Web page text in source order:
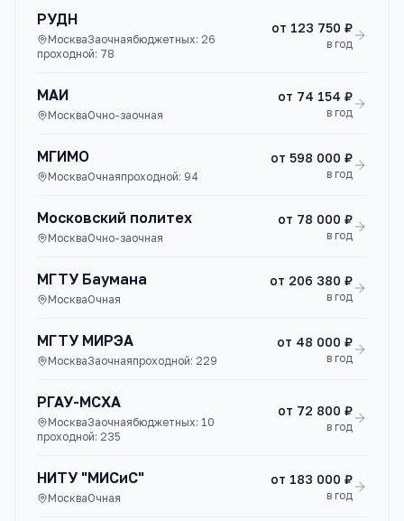
РУДН
МоскваЗаочнаябюджетных: 26
проходной: 78
от 123 750 ₽
в год
МАИ
МоскваОчно-заочная
от 74 154 ₽
в год
МГИМО
МоскваОчнаяпроходной: 94
от 598 000 ₽
в год
Московский политех
МоскваОчно-заочная
от 78 000 ₽
в год
МГТУ Баумана
МоскваОчная
от 206 380 ₽
в год
МГТУ МИРЭА
МоскваЗаочнаяпроходной: 229
от 48 000 ₽
в год
РГАУ-МСХА
МоскваЗаочнаябюджетных: 10
проходной: 235
от 72 800 ₽
в год
НИТУ "МИСиС"
МоскваОчная
от 183 000 ₽
в год